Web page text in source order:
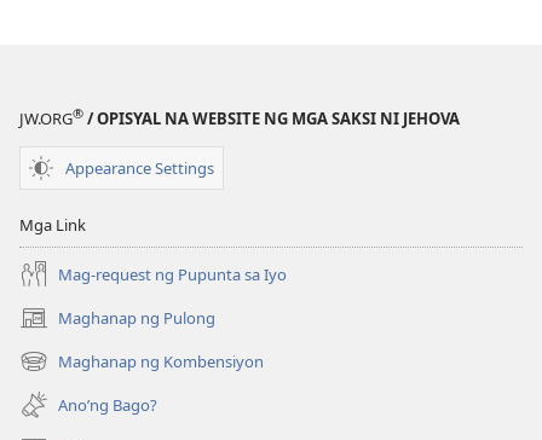
JW.ORG® / OPISYAL NA WEBSITE NG MGA SAKSI NI JEHOVA
Appearance Settings
Mga Link
Mag-request ng Pupunta sa Iyo
Maghanap ng Pulong
(may
bubukas
na
bagong
window)
Maghanap ng Kombensiyon
(may
bubukas
na
Ano’ng Bago?